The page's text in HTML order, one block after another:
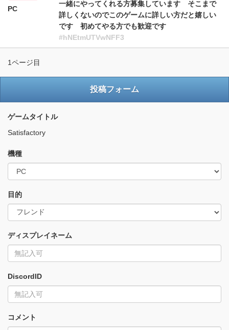
PC
一緒にやってくれる方募集しています そこまで
詳しくないのでこのゲームに詳しい方だと嬉しい
です 初めてやる方でも歓迎です
#hNEtmUTVwNFF3
1ページ目
投稿フォーム
ゲームタイトル
Satisfactory
機種
目的
ディスプレイネーム
DiscordID
コメント